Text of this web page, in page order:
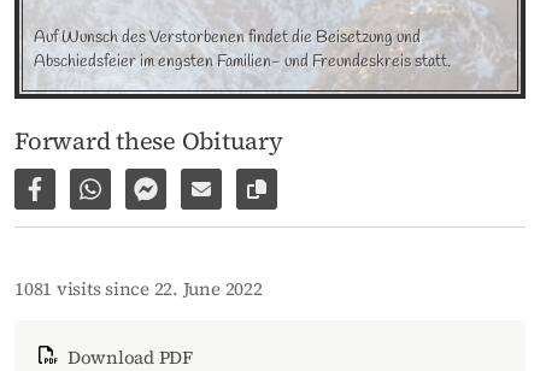
Auf Wunsch des Verstorbenen findet die Beisetzung und
Abschiedsfeier im engsten Familien- und Freundeskreis statt.
Forward these Obituary
Share on Facebook
Share via WhatsApp
Share via Facebook Messenger
Share via E-Mail
Copy link to page
1081 visits since 22. June 2022
Download PDF